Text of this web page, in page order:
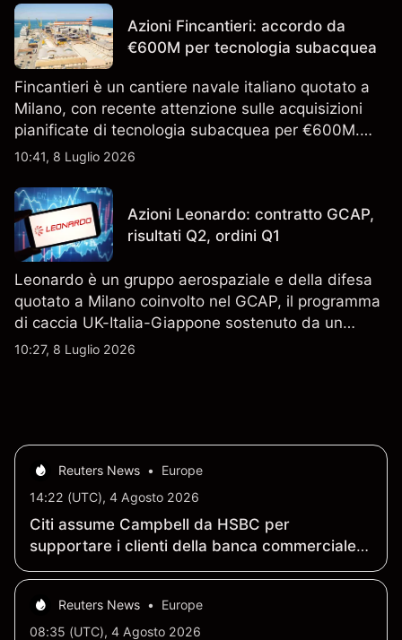
un indicatore affidabile dei risultati futuri.
Azioni Fincantieri: accordo da
€600M per tecnologia subacquea
Fincantieri è un cantiere navale italiano quotato a
Milano, con recente attenzione sulle acquisizioni
pianificate di tecnologia subacquea per €600M.
Scopri i target di prezzo FCT di terze parti e l'analisi
indicatore affidabile dei risultati futuri.
10:41, 8 Luglio 2026
Azioni Leonardo: contratto GCAP,
risultati Q2, ordini Q1
Leonardo è un gruppo aerospaziale e della difesa
quotato a Milano coinvolto nel GCAP, il programma
di caccia UK-Italia-Giappone sostenuto da un
contratto da 4,6 miliardi di sterline. I risultati
10:27, 8 Luglio 2026
Reuters News •
Europe
14:22 (UTC), 4 Agosto 2026
Citi assume Campbell da HSBC per
supportare i clienti della banca commerciale a
livello globale
Reuters News •
Europe
08:35 (UTC), 4 Agosto 2026